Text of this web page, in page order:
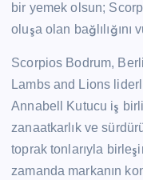
bir yemek olsun;
oluşa olan bağlılığını
Scorpios Bodrum,
Lambs and Lions
Annabell Kutucu iş
zanaatkarlık ve
toprak tonlarıyla
zamanda markanın